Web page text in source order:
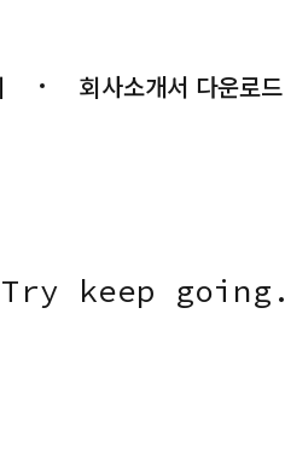
회사소개서 다운로드
keep going.